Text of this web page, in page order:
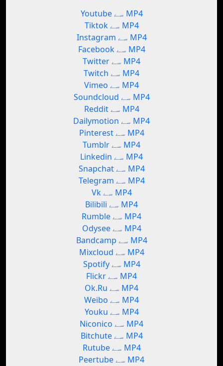
Youtube سے MP4
Tiktok سے MP4
Instagram سے MP4
Facebook سے MP4
Twitter سے MP4
Twitch سے MP4
Vimeo سے MP4
Soundcloud سے MP4
Reddit سے MP4
Dailymotion سے MP4
Pinterest سے MP4
Tumblr سے MP4
Linkedin سے MP4
Snapchat سے MP4
Telegram سے MP4
Vk سے MP4
Bilibili سے MP4
Rumble سے MP4
Odysee سے MP4
Bandcamp سے MP4
Mixcloud سے MP4
Spotify سے MP4
Flickr سے MP4
Ok.Ru سے MP4
Weibo سے MP4
Youku سے MP4
Niconico سے MP4
Bitchute سے MP4
Rutube سے MP4
Peertube سے MP4